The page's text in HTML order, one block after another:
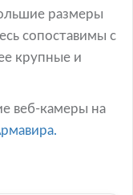
размеры
сопоставимы с
крупные и
веб-камеры на